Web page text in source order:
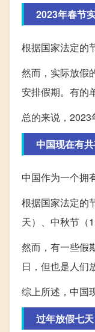
2023年春节
根据国家法定的
然而，实际放假
安排假期。有的
总的来说，2023
中国现在有
中国作为一个拥
根据国家法定的
天）、中秋节（
然而，有一些假
日，但也是人们
综上所述，中国
过年放假七